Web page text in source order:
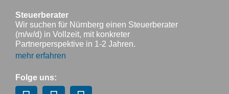
Steuerberater
Wir suchen für Nürnberg einen Steuerberater
(m/w/d) in Vollzeit, mit konkreter
Partnerperspektive in 1-2 Jahren.
mehr erfahren
Folge uns: